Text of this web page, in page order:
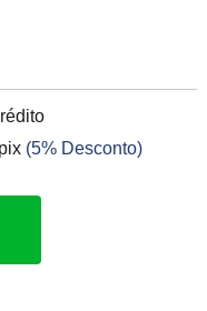
(5% Desconto)